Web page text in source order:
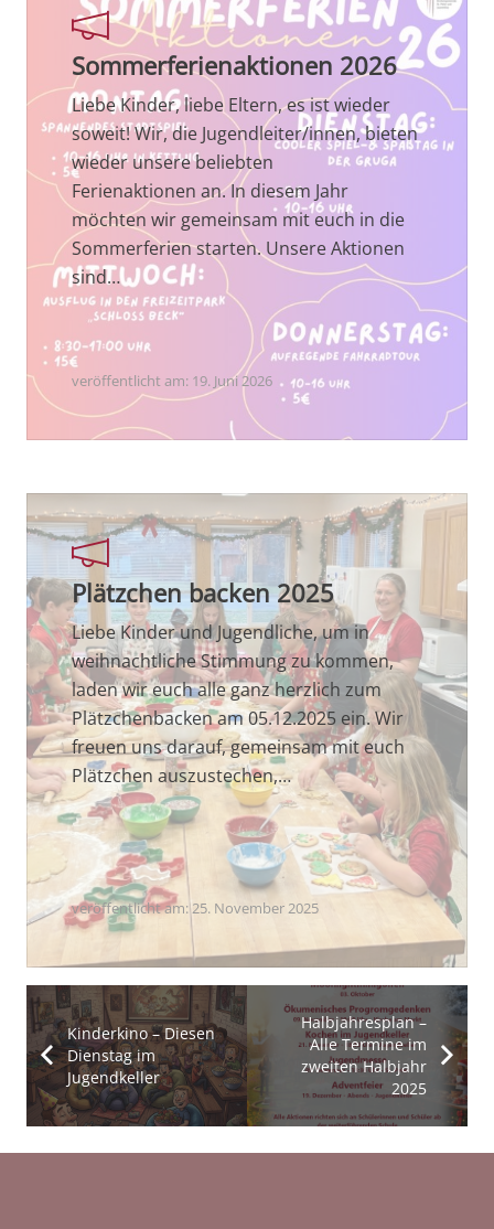
Sommerferienaktionen 2026
Liebe Kinder, liebe Eltern, es ist wieder
soweit! Wir, die Jugendleiter/innen, bieten
wieder unsere beliebten
Ferienaktionen an. In diesem Jahr
möchten wir gemeinsam mit euch in die
Sommerferien starten. Unsere Aktionen
sind…
veröffentlicht am: 19. Juni 2026
Plätzchen backen 2025
Liebe Kinder und Jugendliche, um in
weihnachtliche Stimmung zu kommen,
laden wir euch alle ganz herzlich zum
Plätzchenbacken am 05.12.2025 ein. Wir
freuen uns darauf, gemeinsam mit euch
Plätzchen auszustechen,…
veröffentlicht am:25. November 2025
Kinderkino – Diesen
Dienstag im
Jugendkeller
Halbjahresplan –
Alle Termine im
zweiten Halbjahr
2025